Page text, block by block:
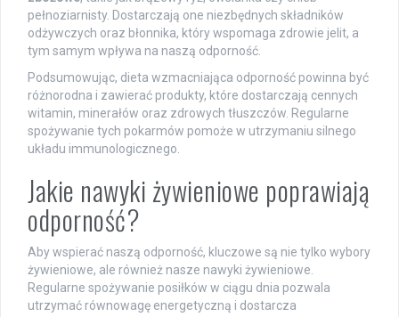
pełnoziarnisty. Dostarczają one niezbędnych składników
odżywczych oraz błonnika, który wspomaga zdrowie jelit, a
tym samym wpływa na naszą odporność.
Podsumowując, dieta wzmacniająca odporność powinna być
różnorodna i zawierać produkty, które dostarczają cennych
witamin, minerałów oraz zdrowych tłuszczów. Regularne
spożywanie tych pokarmów pomoże w utrzymaniu silnego
układu immunologicznego.
Jakie nawyki żywieniowe poprawiają
odporność?
Aby wspierać naszą odporność, kluczowe są nie tylko wybory
żywieniowe, ale również nasze nawyki żywieniowe.
Regularne spożywanie posiłków w ciągu dnia pozwala
utrzymać równowagę energetyczną i dostarcza